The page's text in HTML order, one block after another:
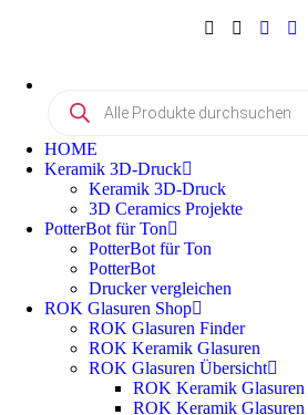
HOME
Keramik 3D-Druck
Keramik 3D-Druck
3D Ceramics Projekte
PotterBot für Ton
PotterBot für Ton
PotterBot
Drucker vergleichen
ROK Glasuren Shop
ROK Glasuren Finder
ROK Keramik Glasuren
ROK Glasuren Übersicht
ROK Keramik Glasuren
ROK Keramik Glasuren